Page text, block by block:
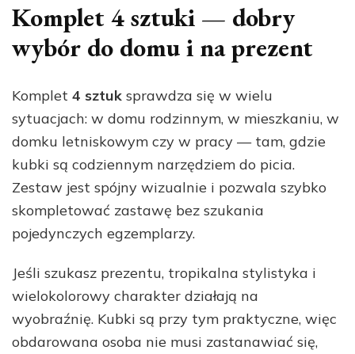
Komplet 4 sztuki — dobry
wybór do domu i na prezent
Komplet 4 sztuk sprawdza się w wielu
sytuacjach: w domu rodzinnym, w mieszkaniu, w
domku letniskowym czy w pracy — tam, gdzie
kubki są codziennym narzędziem do picia.
Zestaw jest spójny wizualnie i pozwala szybko
skompletować zastawę bez szukania
pojedynczych egzemplarzy.
Jeśli szukasz prezentu, tropikalna stylistyka i
wielokolorowy charakter działają na
wyobraźnię. Kubki są przy tym praktyczne, więc
obdarowana osoba nie musi zastanawiać się,